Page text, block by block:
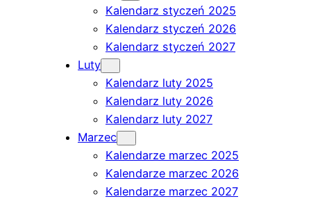
Kalendarz styczeń 2025
Kalendarz styczeń 2026
Kalendarz styczeń 2027
Luty
Kalendarz luty 2025
Kalendarz luty 2026
Kalendarz luty 2027
Marzec
Kalendarze marzec 2025
Kalendarze marzec 2026
Kalendarze marzec 2027